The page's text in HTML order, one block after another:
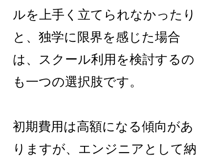
ルを上手く立てられなかったり
と、独学に限界を感じた場合
は、スクール利用を検討するの
も一つの選択肢です。
初期費用は高額になる傾向があ
りますが、エンジニアとして納